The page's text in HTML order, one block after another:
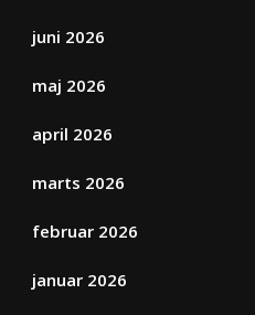
juni 2026
maj 2026
april 2026
marts 2026
februar 2026
januar 2026